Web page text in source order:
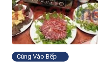
Cùng Vào Bếp